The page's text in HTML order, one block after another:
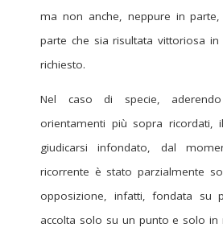
ma non anche, neppure in
parte che sia risultata vittoriosa
richiesto.
Nel caso di specie,
orientamenti più sopra ricordati,
giudicarsi infondato, dal
ricorrente è stato parzialmente
opposizione, infatti, fondata su
accolta solo su un punto e solo in